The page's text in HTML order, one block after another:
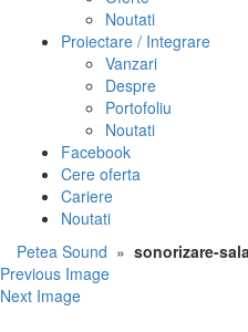
Noutati
Proiectare / Integrare
Vanzari
Despre
Portofoliu
Noutati
Facebook
Cere oferta
Cariere
Noutati
Petea Sound » sonorizare-
Previous Image
Next Image